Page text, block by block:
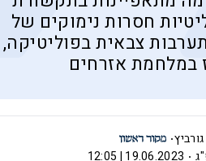
חסרות נימוקים של
צבאית בפוליטיקה,
במלחמת אזרחים
19.06.2023 | 12:05